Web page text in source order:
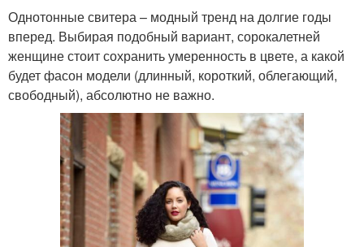
Однотонные свитера – модный тренд на долгие годы
вперед. Выбирая подобный вариант, сорокалетней
женщине стоит сохранить умеренность в цвете, а какой
будет фасон модели (длинный, короткий, облегающий,
свободный), абсолютно не важно.